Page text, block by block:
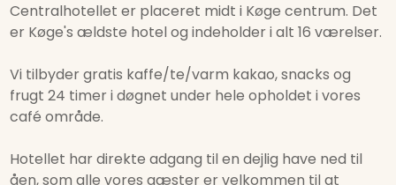
​Centralhotellet er placeret midt i Køge centrum. Det
er Køge's ældste hotel og indeholder i alt 16 værelser.
​Vi tilbyder gratis kaffe/te/varm kakao, snacks og
frugt 24 timer i døgnet under hele opholdet i vores
café område.
​Hotellet har direkte adgang til en dejlig have ned til
åen, som alle vores gæster er velkommen til at